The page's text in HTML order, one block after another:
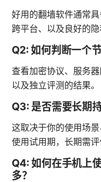
好用的翻墙软件通常具
跨平台、以及良好的隐
Q2: 如何判断一个
查看加密协议、服务器
以及独立评测的结果。
Q3: 是否需要长期
这取决于你的使用场
使用试用期，长期需评
Q4: 如何在手机上
多？